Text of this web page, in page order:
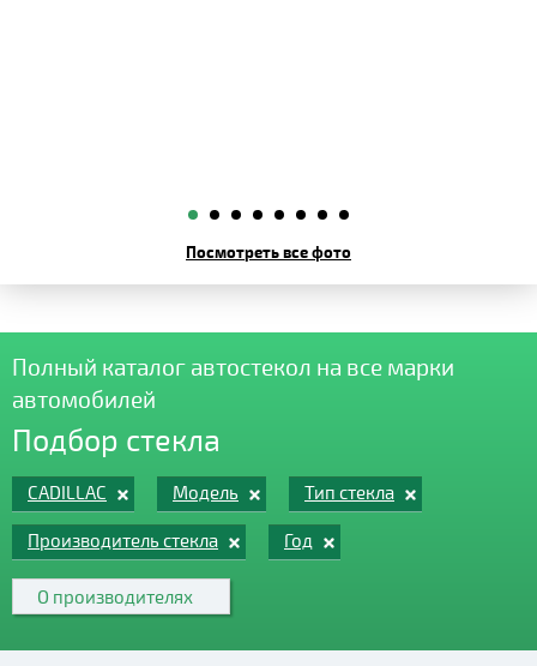
Посмотреть все фото
Полный каталог автостекол на все марки
автомобилей
Подбор стекла
CADILLAC Модель Тип стекла
Производитель стекла Год
О производителях